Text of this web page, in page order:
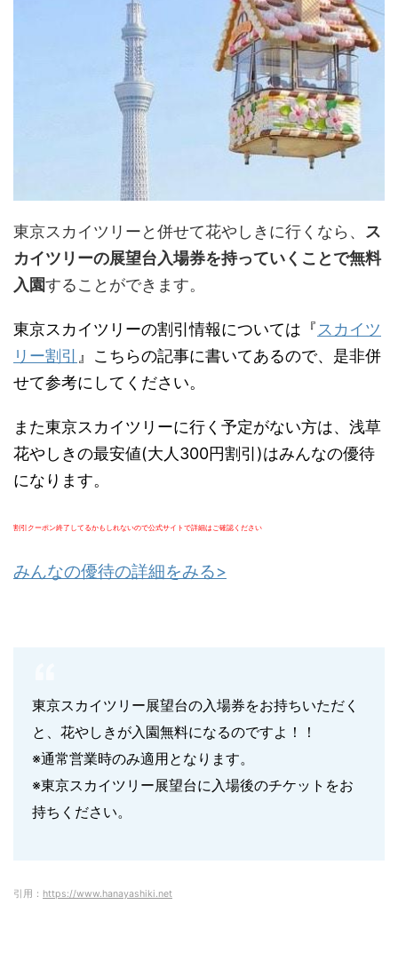
東京スカイツリーと併せて花やしきに行くなら、 ス
カイツリーの展望台入場券を持っていくことで無料
入園することができます。
東京スカイツリーの割引情報については『 スカイツ
リー割引 』こちらの記事に書いてあるので、是非併
せて参考にしてください。
また東京スカイツリーに行く予定がない方は、浅草
花やしきの最安値(大人300円割引)はみんなの優待
になります。
割引クーポン終了してるかもしれないので公式サイトで詳細はご確認ください
みんなの優待の詳細をみる>
東京スカイツリー展望台の入場券をお持ちいただく
と、花やしきが入園無料になるのですよ！！
※通常営業時のみ適用となります。
※東京スカイツリー展望台に入場後のチケットをお
持ちください。
引用： https://www.hanayashiki.net